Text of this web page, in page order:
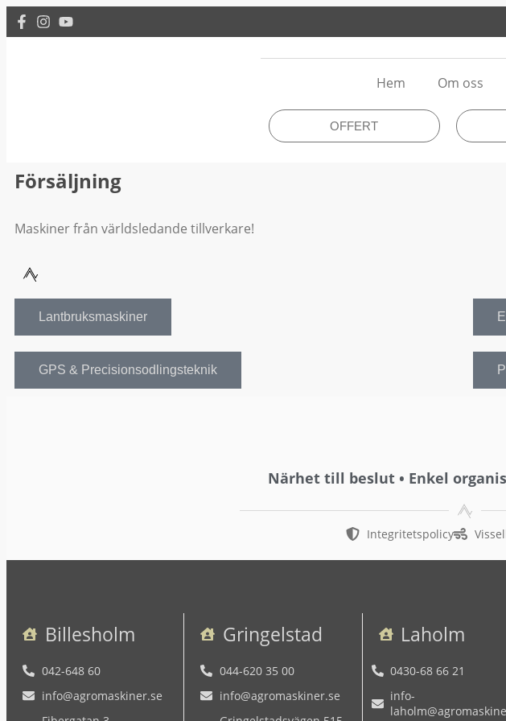
Hem Om oss
OFFERT
Försäljning
Maskiner från världsledande tillverkare!
Lantbruksmaskiner
GPS & Precisionsodlingsteknik
Närhet till beslut • Enkel
Integritetspolicy
Billesholm
042-648 60
info@agromaskiner.se
Gringelstad
044-620 35 00
info@agromaskiner.se
Laholm
0430-68 66 21
info-